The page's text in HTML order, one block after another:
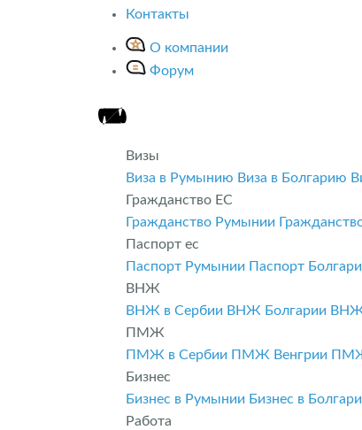
Контакты
О компании
Форум
Визы
Виза в Румынию Виза в Болгарию
Гражданство ЕС
Гражданство Румынии
Паспорт ес
Паспорт Румынии Паспорт
ВНЖ
ВНЖ в Сербии ВНЖ Болгарии ВНЖ
ПМЖ
ПМЖ в Сербии ПМЖ Венгрии ПМЖ
Бизнес
Бизнес в Румынии Бизнес в
Работа